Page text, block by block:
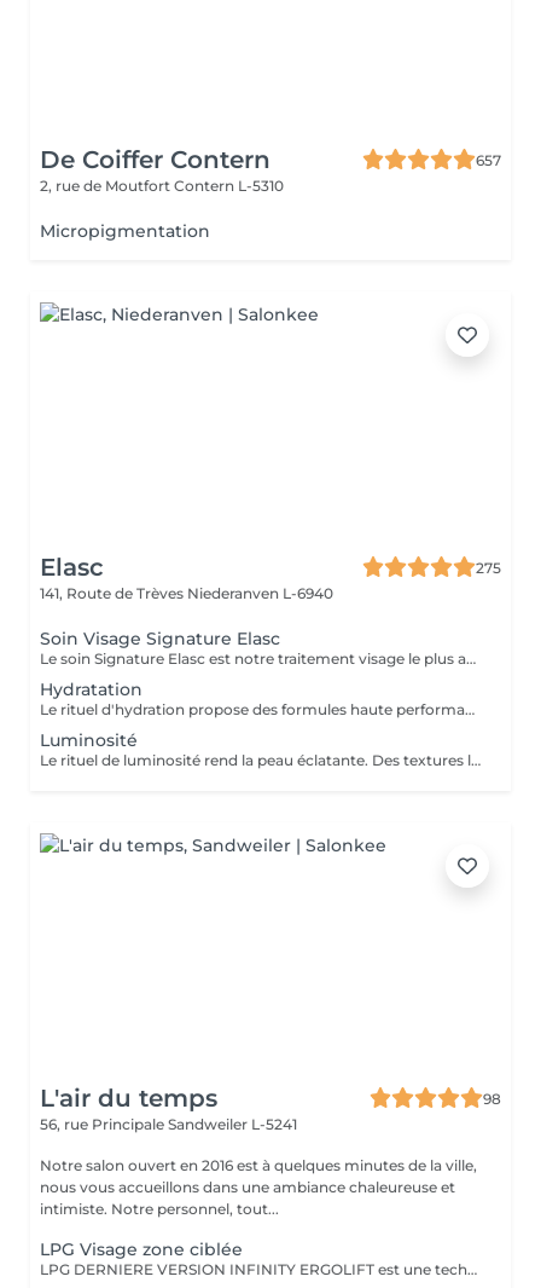
De Coiffer Contern
657
2, rue de Moutfort Contern L-5310
Micropigmentation
Elasc
275
141, Route de Trèves Niederanven L-6940
Soin Visage Signature Elasc
Le soin Signature Elasc est notre traitement visage le plus abouti et personnalisé. Conçu spécialement pour vous, par notre équipe, ce rituel est une véritable expérience sensorielle pour vous détendre, raviver l'éclat de votre teint, redessiner les contours de votre visage et revitaliser votre peau en profondeur. Ce soin multi-actions combine des produits cosméceutiques ultra-performants, des gestes experts et l'utilisation de pierres en quartz rose ou de jade verte en fonction de votre peau. Le soin débute par un nettoyage précis de votre peau et par une exfoliation douce aux manuvres stimulantes pour lisser et illuminer le teint. Après un travail technique avec la pierre et la pose d'un masque crème spécifique vient le massage Signature : une combinaison de manuvres liftantes, drainantes, tonifiantes et sculptantes avec une huile de haute qualité. Votre peau est ainsi lumineuse, décongestionnée, hydratée, liftée et raffermie. Ce soin Signature Elasc convient à tous les types de peau : teint terne, peau déshydratée, perte de fermeté, premiers signes de l'âge mais aussi pour toute personne ayant besoin d'une pause bien-être ou recherchant le cocooning et la chaleur caractéristiques à notre institut Elasc.
Hydratation
Le rituel d'hydration propose des formules haute performance qui s'attaquent stratégiquement à tous les paramètres de la déshydratation. Ciblés, ils améliorent le manteau hydrolipidique, la teneur en NMF est le ciment intercellulaire.
Luminosité
Le rituel de luminosité rend la peau éclatante. Des textures légères et fraïches affinent le grain de peau pour une peau qui brille de santé et de pureté - une beauté éclatante.
L'air du temps
98
56, rue Principale Sandweiler L-5241
Notre salon ouvert en 2016 est à quelques minutes de la ville,
nous vous accueillons dans une ambiance chaleureuse et
intimiste. Notre personnel, tout...
LPG Visage zone ciblée
LPG DERNIERE VERSION INFINITY ERGOLIFT est une technique mécanique et naturelle, pour rajeunir la peau. Rebooste, raffermit, rides du lion, contour des yeux, améliore l'aspect de la peau. Ce soin ciblera une zone précise, ex. ride du lion, contour des yeux (yeux gonflés, rides) Cette technique est à considérer comme un traitement de plusieurs séances pour atteindre les objectifs.Voir dans rubrique abonnement. L''endermologie LPG une valeur sure, plus de 35 ans d'expertise dans la beauté